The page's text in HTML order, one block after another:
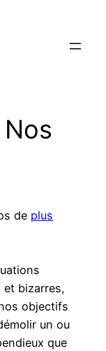
de plus
bizarres,
objectifs
un ou
que